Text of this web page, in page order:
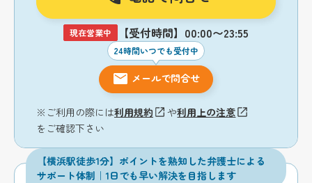
現在営業中 【受付時間】00:00〜23:55
24時間いつでも受付中
メールで問合せ
※ご利用の際には利用規約 や利用上の注意
をご確認下さい
【横浜駅徒歩1分】ポイントを熟知した弁護士による
サポート体制｜1日でも早い解決を目指します